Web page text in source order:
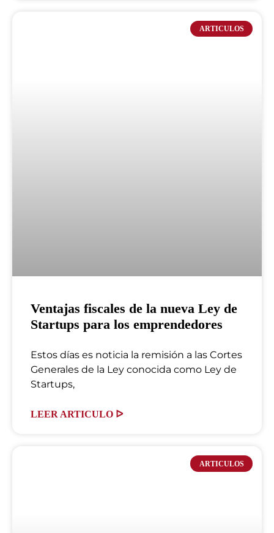
ARTICULOS
Ventajas fiscales de la nueva Ley de
Startups para los emprendedores
Estos días es noticia la remisión a las Cortes
Generales de la Ley conocida como Ley de
Startups,
LEER ARTICULO ᐅ
ARTICULOS